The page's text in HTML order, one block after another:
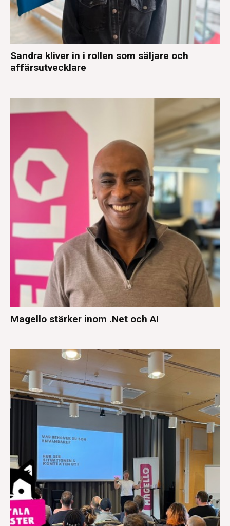
Sandra kliver in i rollen som säljare och
affärsutvecklare
Magello stärker inom .Net och AI